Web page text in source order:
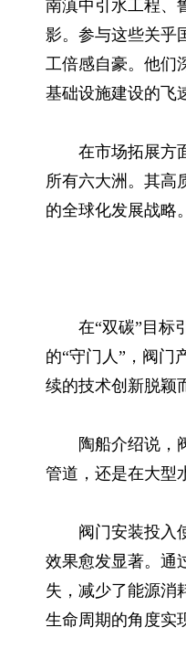
南滇中引水工程、
影。参与这些关乎
工倍感自豪。他们
基础设施建设的飞
在市场拓展方
所有六大洲。其高
的全球化发展战略。
在“双碳”目标
的“守门人”，阀门
续的技术创新脱颖
陶船介绍说，
管道，还是在大型
阀门安装投入
效果愈发显著。通
失，减少了能源消
生命周期的角度实